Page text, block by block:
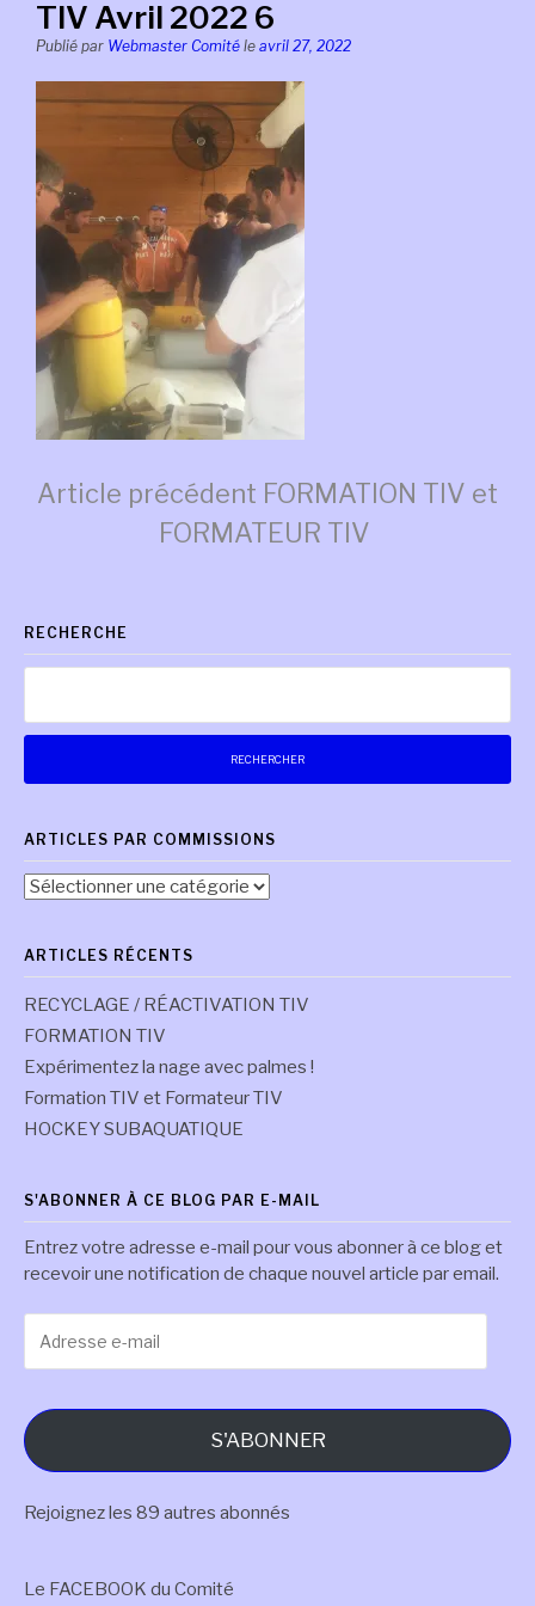
TIV Avril 2022 6
Publié par Webmaster Comité le avril 27, 2022
Lire
suite
Article précédent FORMATION TIV et
FORMATEUR TIV
RECHERCHE
ARTICLES PAR COMMISSIONS
Articles
ARTICLES RÉCENTS
RECYCLAGE / RÉACTIVATION TIV
FORMATION TIV
Expérimentez la nage avec palmes !
Formation TIV et Formateur TIV
HOCKEY SUBAQUATIQUE
S'ABONNER À CE BLOG PAR E-MAIL
Entrez votre adresse e-mail pour vous abonner à ce blog et
recevoir une notification de chaque nouvel article par email.
e-
S'ABONNER
Rejoignez les 89 autres abonnés
Le FACEBOOK du Comité